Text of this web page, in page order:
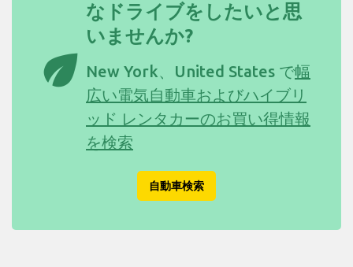
eco
なドライブをしたいと思
いませんか?
New York、United States で幅
広い電気自動車およびハイブリ
ッド レンタカーのお買い得情報
を検索
自動車検索